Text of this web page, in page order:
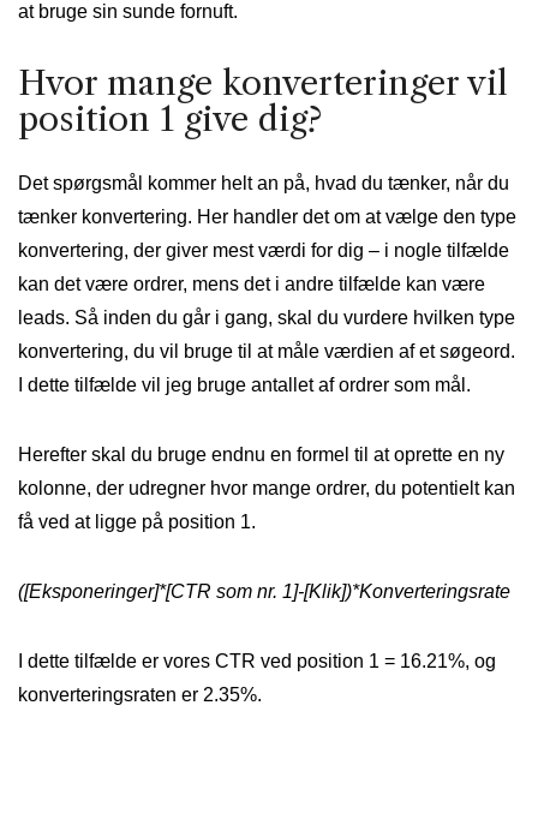
at bruge sin sunde fornuft.
Hvor mange konverteringer vil
position 1 give dig?
Det spørgsmål kommer helt an på, hvad du tænker, når du
tænker konvertering. Her handler det om at vælge den type
konvertering, der giver mest værdi for dig – i nogle tilfælde
kan det være ordrer, mens det i andre tilfælde kan være
leads. Så inden du går i gang, skal du vurdere hvilken type
konvertering, du vil bruge til at måle værdien af et søgeord.
I dette tilfælde vil jeg bruge antallet af ordrer som mål.
Herefter skal du bruge endnu en formel til at oprette en ny
kolonne, der udregner hvor mange ordrer, du potentielt kan
få ved at ligge på position 1.
([Eksponeringer]*[CTR som nr. 1]-[Klik])*Konverteringsrate
I dette tilfælde er vores CTR ved position 1 = 16.21%, og
konverteringsraten er 2.35%.